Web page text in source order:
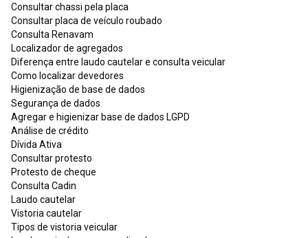
Consultar chassi pela placa
Consultar placa de veículo roubado
Consulta Renavam
Localizador de agregados
Diferença entre laudo cautelar e consulta veicular
Como localizar devedores
Higienização de base de dados
Segurança de dados
Agregar e higienizar base de dados LGPD
Análise de crédito
Dívida Ativa
Consultar protesto
Protesto de cheque
Consulta Cadin
Laudo cautelar
Vistoria cautelar
Tipos de vistoria veicular